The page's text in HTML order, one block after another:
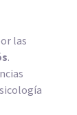
las
.